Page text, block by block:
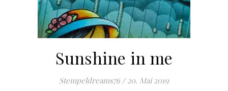
Sunshine in me
Stempeldreams76 / 20. Mai 2019